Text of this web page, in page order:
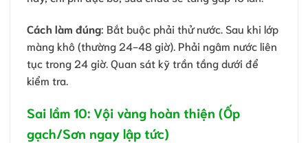
Cách làm đúng: Bắt buộc phải thử nước. Sau khi lớp
màng khô (thường 24-48 giờ). Phải ngâm nước liên
tục trong 24 giờ. Quan sát kỹ trần tầng dưới để
kiểm tra.
Sai lầm 10: Vội vàng hoàn thiện (Ốp
gạch/Sơn ngay lập tức)